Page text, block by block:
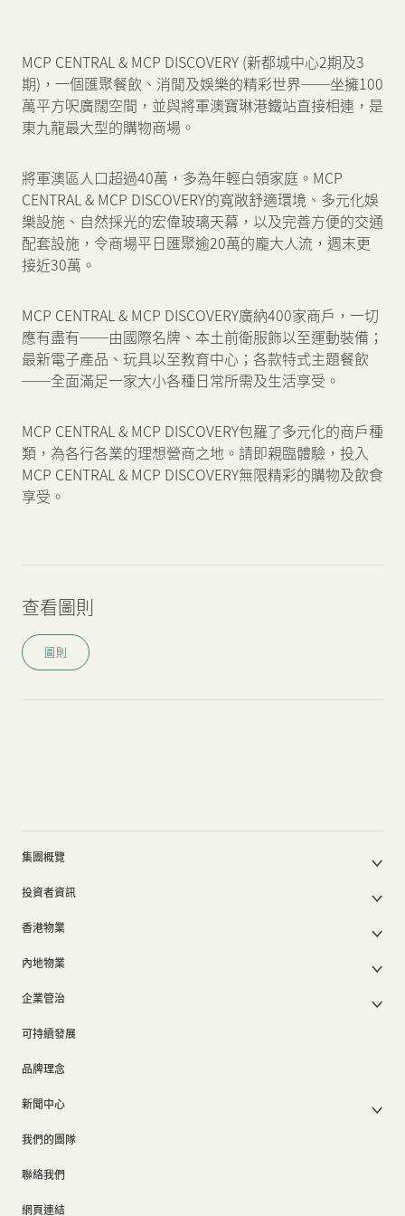
MCP CENTRAL & MCP DISCOVERY (新都城中心2期及3
期)，一個匯聚餐飲、消閒及娛樂的精彩世界──坐擁100
萬平方呎廣闊空間，並與將軍澳寶琳港鐵站直接相連，是
東九龍最大型的購物商場。
將軍澳區人口超過40萬，多為年輕白領家庭。MCP
CENTRAL & MCP DISCOVERY的寬敞舒適環境、多元化娛
樂設施、自然採光的宏偉玻璃天幕，以及完善方便的交通
配套設施，令商場平日匯聚逾20萬的龐大人流，週末更
接近30萬。
MCP CENTRAL & MCP DISCOVERY廣納400家商戶，一切
應有盡有──由國際名牌、本土前衛服飾以至運動裝備；
最新電子產品、玩具以至教育中心；各款特式主題餐飲
──全面滿足一家大小各種日常所需及生活享受。
MCP CENTRAL & MCP DISCOVERY包羅了多元化的商戶種
類，為各行各業的理想營商之地。請即親臨體驗，投入
MCP CENTRAL & MCP DISCOVERY無限精彩的購物及飲食
享受。
查看圖則
圖則
集團概覽
集團架構
我們的創辦人
50周年
內地業務
物業相關業務
獎項及榮譽
投資者資訊
股東週年大會文件
中期報告/年報及可持續發展報告
以電子方式發布公司通訊之安排
證券變動報表
香港物業
其他物業
香港出租物業
內地物業
內地出租物業
過去主要發展項目
企業管治
集團政策
可持續發展
品牌理念
新聞中心
集團消息
我們的團隊
聯絡我們
網頁連結